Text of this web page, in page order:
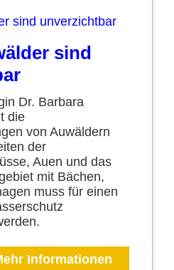
sind
Dr. Barbara
die
von Auwäldern
der
Auen und das
mit Bächen,
muss für einen
Informationen